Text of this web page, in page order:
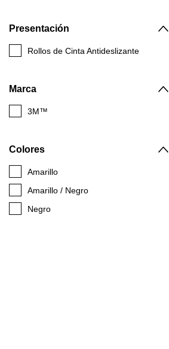
Presentación
Rollos de Cinta Antideslizante
Marca
3M™
Colores
Amarillo
Amarillo / Negro
Negro